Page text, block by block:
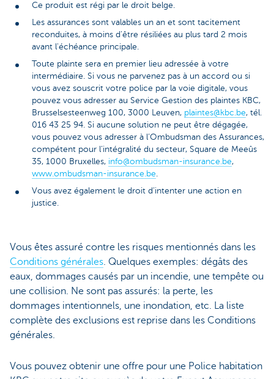
Ce produit est régi par le droit belge.
Les assurances sont valables un an et sont tacitement
reconduites, à moins d'être résiliées au plus tard 2 mois
avant l'échéance principale.
Toute plainte sera en premier lieu adressée à votre
intermédiaire. Si vous ne parvenez pas à un accord ou si
vous avez souscrit votre police par la voie digitale, vous
pouvez vous adresser au Service Gestion des plaintes KBC,
Brusselsesteenweg 100, 3000 Leuven, plaintes@kbc.be, tél.
016 43 25 94. Si aucune solution ne peut être dégagée,
vous pouvez vous adresser à l’Ombudsman des Assurances,
compétent pour l’intégralité du secteur, Square de Meeûs
35, 1000 Bruxelles, info@ombudsman-insurance.be,
www.ombudsman-insurance.be.
Vous avez également le droit d’intenter une action en
justice.
Vous êtes assuré contre les risques mentionnés dans les
Conditions générales. Quelques exemples: dégâts des
eaux, dommages causés par un incendie, une tempête ou
une collision. Ne sont pas assurés: la perte, les
dommages intentionnels, une inondation, etc. La liste
complète des exclusions est reprise dans les Conditions
générales.
Vous pouvez obtenir une offre pour une Police habitation